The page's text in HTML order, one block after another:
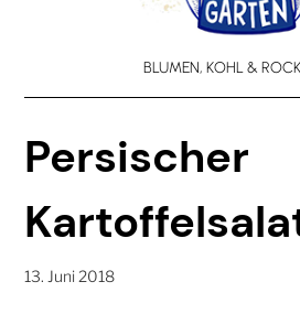
BLUMEN, KOHL &
Persischer
13. Juni 2018